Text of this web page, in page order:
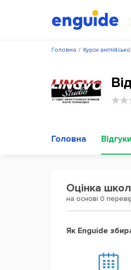
/
Головна Курси
Головна Відгуки
Оцінка
на основі 0
Як Enguide